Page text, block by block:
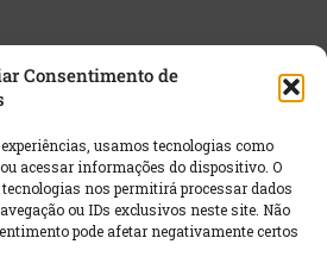
Consentimento de
usamos tecnologias como
acessar informações do dispositivo. O
nos permitirá processar dados
ou IDs exclusivos neste site. Não
pode afetar negativamente certos